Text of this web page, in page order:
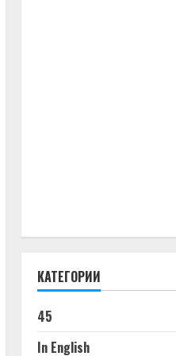
КАТЕГОРИИ
45
In English